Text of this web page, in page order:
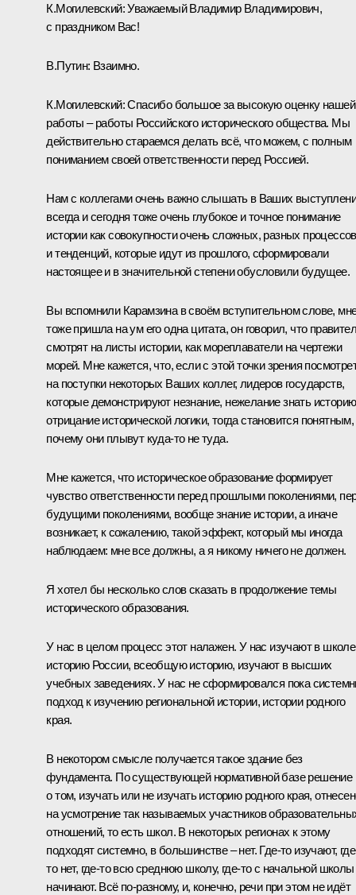
К.Могилевский:Уважаемый Владимир Владимирович,
с праздником Вас!
В.Путин: Взаимно.
К.Могилевский:Спасибо большое за высокую оценку нашей
работы – работы Российского исторического общества. Мы
действительно стараемся делать всё, что можем, с полным
пониманием своей ответственности перед Россией.
Нам с коллегами очень важно слышать в Ваших
всегда и сегодня тоже очень глубокое и точное понимание
истории как совокупности очень сложных, разных процессов
и тенденций, которые идут из прошлого, сформировали
настоящее и в значительной степени обусловили будущее.
Вы вспомнили Карамзина в своём вступительном слове,
тоже пришла на ум его одна цитата, он говорил, что
смотрят на листы истории, как мореплаватели на чертежи
морей. Мне кажется, что, если с этой точки зрения
на поступки некоторых Ваших коллег, лидеров государств,
которые демонстрируют незнание, нежелание знать
отрицание исторической логики, тогда становится понятным,
почему они плывут куда-то не туда.
Мне кажется, что историческое образование формирует
чувство ответственности перед прошлыми поколениями,
будущими поколениями, вообще знание истории, а иначе
возникает, к сожалению, такой эффект, который мы иногда
наблюдаем: мне все должны, а я никому ничего не должен.
Я хотел бы несколько слов сказать в продолжение темы
исторического образования.
У нас в целом процесс этот налажен. У нас изучают в школе
историю России, всеобщую историю, изучают в высших
учебных заведениях. У нас не сформировался пока
подход к изучению региональной истории, истории родного
края.
В некотором смысле получается такое здание без
фундамента. По существующей нормативной базе решение
о том, изучать или не изучать историю родного края,
на усмотрение так называемых участников
отношений, то есть школ. В некоторых регионах к этому
подходят системно, в большинстве – нет. Где-то изучают,
то нет, где-то всю среднюю школу, где-то с начальной школы
начинают. Всё по-разному, и, конечно, речи при этом не идёт